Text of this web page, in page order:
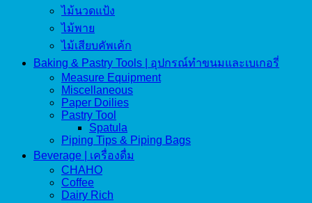
ไม้นวดแป้ง
ไม้พาย
ไม้เสียบคัพเค้ก
Baking & Pastry Tools | อุปกรณ์ทำขนมและเบเกอรี่
Measure Equipment
Miscellaneous
Paper Doilies
Pastry Tool
Spatula
Piping Tips & Piping Bags
Beverage | เครื่องดื่ม
CHAHO
Coffee
Dairy Rich